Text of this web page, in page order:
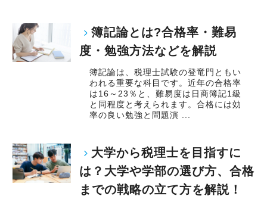
簿記論とは?合格率・難易
度・勉強方法などを解説
簿記論は、税理士試験の登竜門ともい
われる重要な科目です。近年の合格率
は16～23％と、難易度は日商簿記1級
と同程度と考えられます。合格には効
率の良い勉強と問題演 ...
大学から税理士を目指すに
は？大学や学部の選び方、合格
までの戦略の立て方を解説！